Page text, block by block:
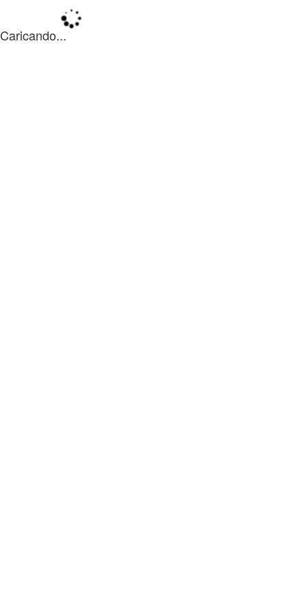
Caricando...